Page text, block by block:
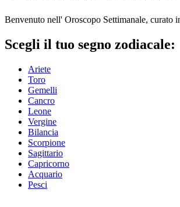
Benvenuto nell' Oroscopo Settimanale, curato
Scegli il tuo segno zodiacale:
Ariete
Toro
Gemelli
Cancro
Leone
Vergine
Bilancia
Scorpione
Sagittario
Capricorno
Acquario
Pesci